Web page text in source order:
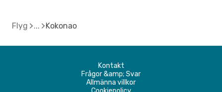
Flyg Kokonao
Kontakt
Frågor &amp; Svar
Allmänna villkor